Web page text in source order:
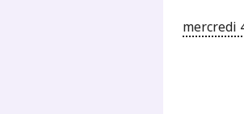
mercredi